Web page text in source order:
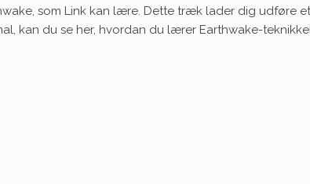
som Link kan lære. Dette træk lader dig udføre
kan du se her, hvordan du lærer Earthwake-